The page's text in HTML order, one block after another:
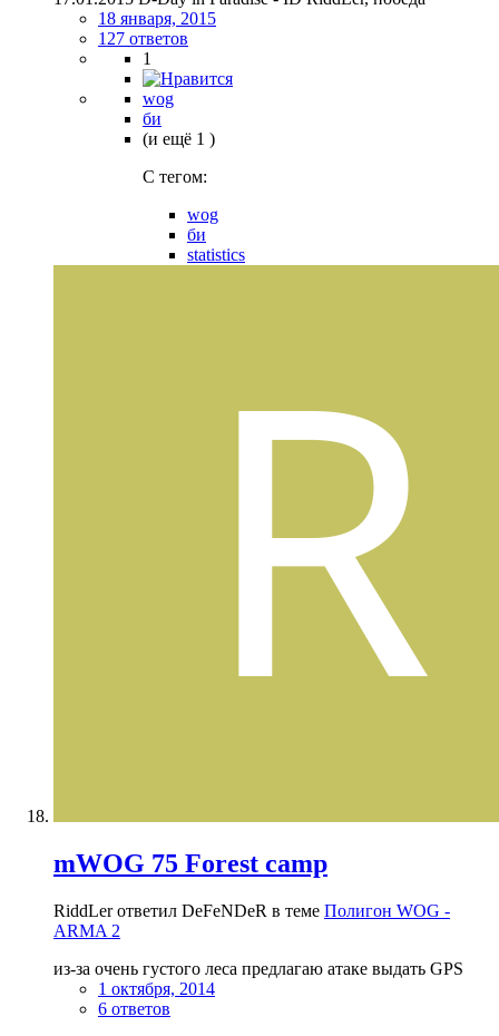
18 января, 2015
127 ответов
1
wog
би
(и ещё 1 )
C тегом:
wog
би
statistics
mWOG 75 Forest camp
RiddLer ответил DeFeNDeR в теме Полигон WOG -
ARMA 2
из-за очень густого леса предлагаю атаке выдать GPS
1 октября, 2014
6 ответов